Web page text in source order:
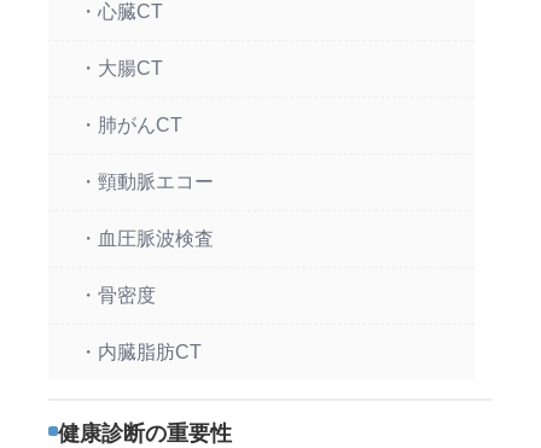
・心臓CT
・大腸CT
・肺がんCT
・頸動脈エコー
・血圧脈波検査
・骨密度
・内臓脂肪CT
健康診断の重要性